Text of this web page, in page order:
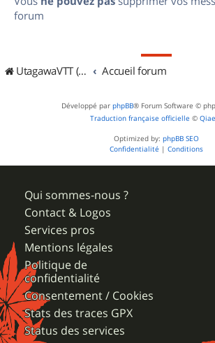
forum
UtagawaVTT (Randos VTT et VTTAE avec traces GPS) Accueil forum
Développé par phpBB® Forum Software ©
Traduction française officielle ©
Optimized by: phpBB SEO
Confidentialité | Conditions
Qui sommes-nous ?
Contact & Logos
Services pros
Mentions légales
Politique de
confidentialité
Consentement / Cookies
Stats des traces GPX
Status des services